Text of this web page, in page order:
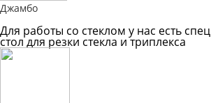
Джамбо
Для работы со стеклом у нас есть
стол для резки стекла и триплекса